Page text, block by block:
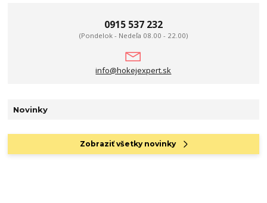
0915 537 232
(Pondelok - Nedeľa 08.00 - 22.00)
info@hokejexpert.sk
Novinky
Zobraziť všetky novinky